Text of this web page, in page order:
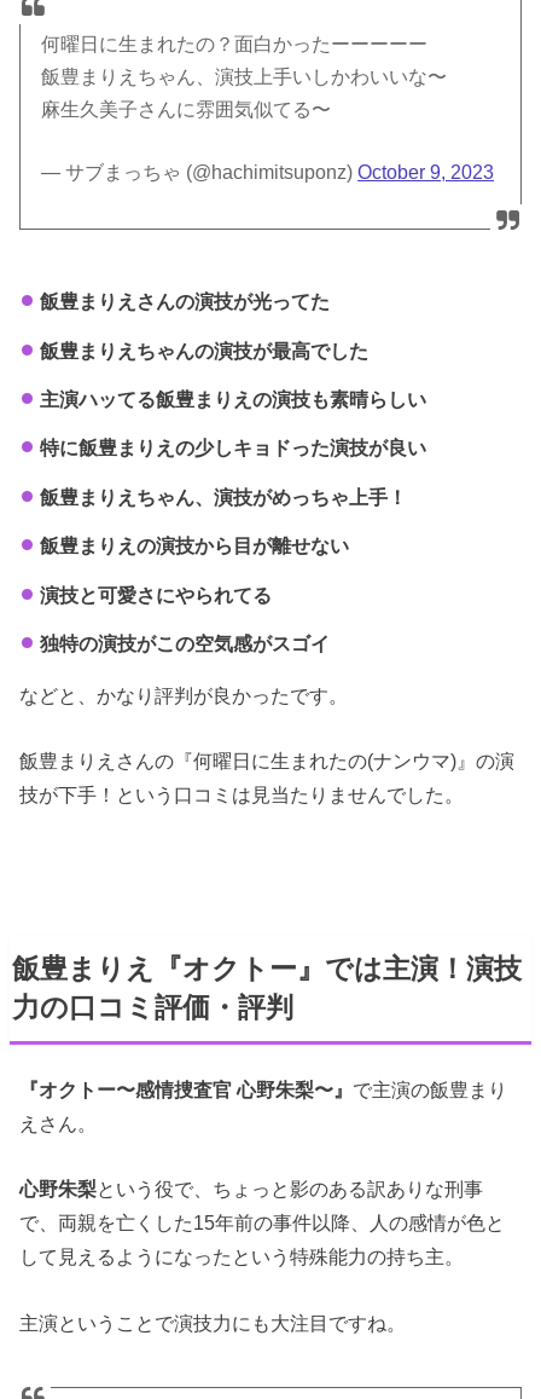
何曜日に生まれたの？面白かったーーーーー
飯豊まりえちゃん、演技上手いしかわいいな〜
麻生久美子さんに雰囲気似てる〜
— サブまっちゃ (@hachimitsuponz)October 9, 2023
飯豊まりえさんの演技が光ってた
飯豊まりえちゃんの演技が最高でした
主演ハッてる飯豊まりえの演技も素晴らしい
特に飯豊まりえの少しキョドった演技が良い
飯豊まりえちゃん、演技がめっちゃ上手！
飯豊まりえの演技から目が離せない
演技と可愛さにやられてる
独特の演技がこの空気感がスゴイ
などと、かなり評判が良かったです。
飯豊まりえさんの『何曜日に生まれたの(ナンウマ)』の演
技が下手！という口コミは見当たりませんでした。
飯豊まりえ『オクトー』では主演！演技
力の口コミ評価・評判
『オクトー〜感情捜査官 心野朱梨〜』 で主演の飯豊まり
えさん。
心野朱梨という役で、ちょっと影のある訳ありな刑事
で、両親を亡くした15年前の事件以降、人の感情が色と
して見えるようになったという特殊能力の持ち主。
主演ということで演技力にも大注目ですね。